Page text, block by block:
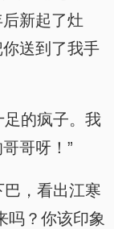
新起了灶
送到了我手
足的疯子。我
哥呀！”
，看出江寒
吗？你该印象